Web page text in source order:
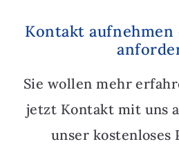
Kontakt
Sie wollen mehr
jetzt Kontakt mit uns
unser kostenloses